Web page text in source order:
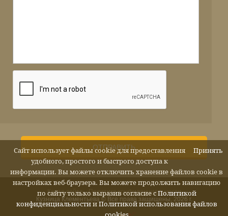
ОТПРАВИТЬ
Кузница Клементьева © Все права защищены, 2026 г.
Карта сайта Политика конфиденциальности
Принять
Сайт использует файлы cookie для предоставления
удобного, простого и быстрого доступа к
информации. Вы можете отключить хранение файлов cookie в
настройках веб-браузера. Вы можете продолжить навигацию
по сайту только выразив согласие с Политикой
конфиденциальностии Политикой использования файлов